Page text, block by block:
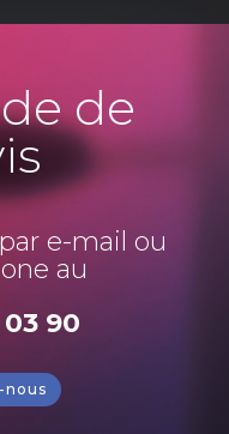
de
e-mail ou
au
90
nous